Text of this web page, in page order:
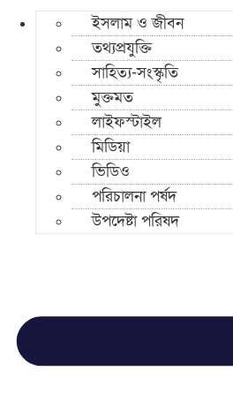
ইসলাম ও জীবন
তথ্যপ্রযুক্তি
সাহিত্য-সংস্কৃতি
মুক্তমত
লাইফস্টাইল
মিডিয়া
ভিডিও
পরিচালনা পর্ষদ
উপদেষ্টা পরিষদ